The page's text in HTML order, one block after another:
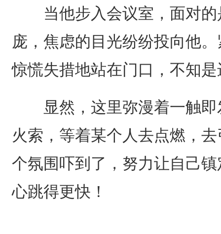
当他步入会议室，面对的
庞，焦虑的目光纷纷投向他
惊慌失措地站在门口，不知
显然，这里弥漫着一触即
火索，等着某个人去点燃，
个氛围吓到了，努力让自己
心跳得更快！